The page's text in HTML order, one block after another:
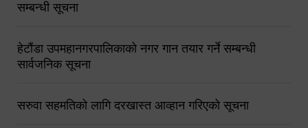
सम्बन्धी सूचना
हेटौंडा उपमहानगरपालिकाको नगर गान तयार गर्ने सम्बन्धी
सार्वजनिक सूचना
सरुवा सहमतिको लागि दरखास्त आव्हान गरिएको सूचना